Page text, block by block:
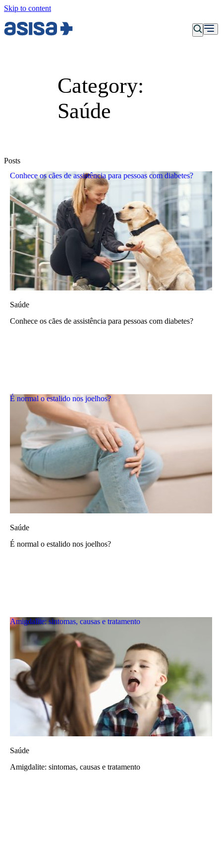
Skip to content
Category:
Saúde
Posts
Conhece os cães de assistência para pessoas com diabetes?
Saúde
Conhece os cães de assistência para pessoas com diabetes?
É normal o estalido nos joelhos?
Saúde
É normal o estalido nos joelhos?
Amigdalite: sintomas, causas e tratamento
Saúde
Amigdalite: sintomas, causas e tratamento